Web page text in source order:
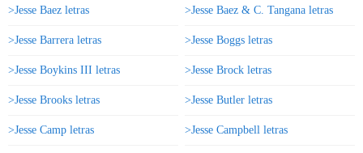
>Jesse Baez letras >Jesse Baez & C. Tangana letras
>Jesse Barrera letras >Jesse Boggs letras
>Jesse Boykins III letras >Jesse Brock letras
>Jesse Brooks letras >Jesse Butler letras
>Jesse Camp letras >Jesse Campbell letras